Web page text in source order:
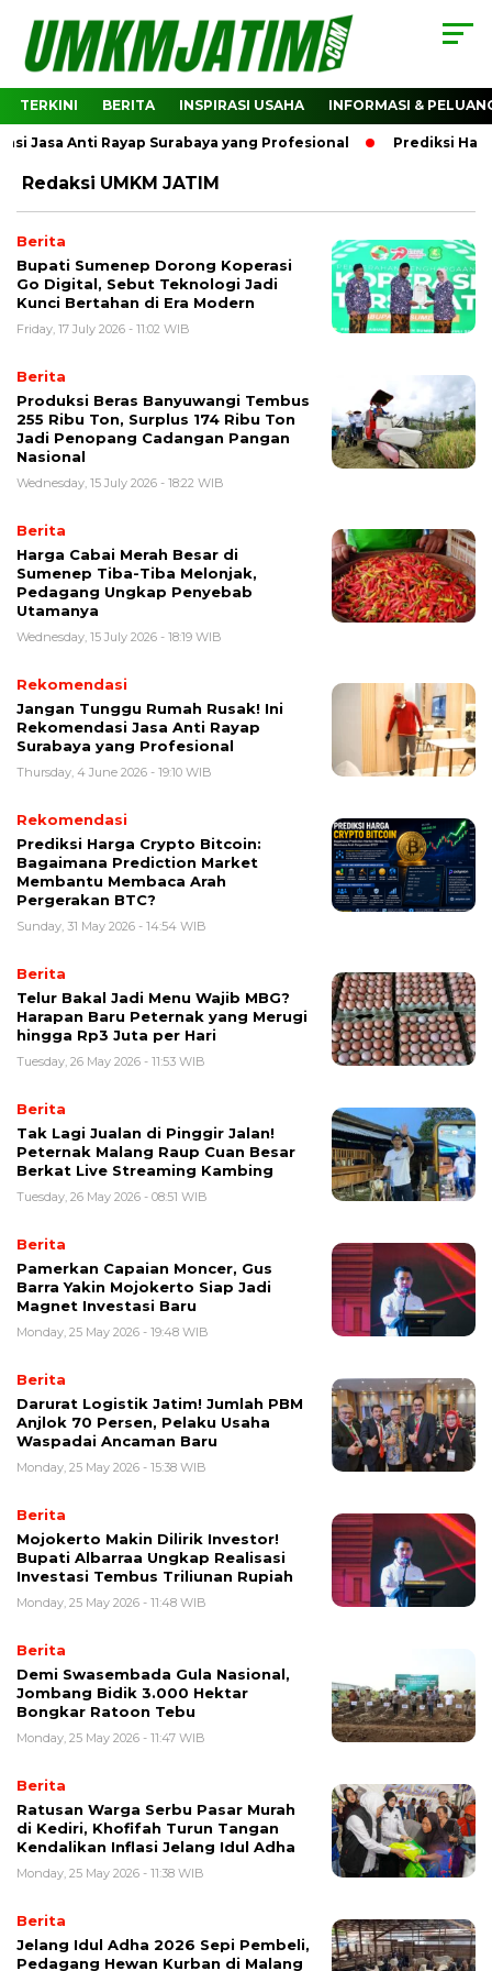
TERKINI BERITA INSPIRASI USAHA INFORMASI &
Anti Rayap Surabaya yang Profesional Prediksi Harga
Redaksi UMKM JATIM
Berita
Bupati Sumenep Dorong Koperasi
Go Digital, Sebut Teknologi Jadi
Kunci Bertahan di Era Modern
Friday, 17 July 2026 - 11:02 WIB
Berita
Produksi Beras Banyuwangi Tembus
255 Ribu Ton, Surplus 174 Ribu Ton
Jadi Penopang Cadangan Pangan
Nasional
Wednesday, 15 July 2026 - 18:22 WIB
Berita
Harga Cabai Merah Besar di
Sumenep Tiba-Tiba Melonjak,
Pedagang Ungkap Penyebab
Utamanya
Wednesday, 15 July 2026 - 18:19 WIB
Rekomendasi
Jangan Tunggu Rumah Rusak! Ini
Rekomendasi Jasa Anti Rayap
Surabaya yang Profesional
Thursday, 4 June 2026 - 19:10 WIB
Rekomendasi
Prediksi Harga Crypto Bitcoin:
Bagaimana Prediction Market
Membantu Membaca Arah
Pergerakan BTC?
Sunday, 31 May 2026 - 14:54 WIB
Berita
Telur Bakal Jadi Menu Wajib MBG?
Harapan Baru Peternak yang Merugi
hingga Rp3 Juta per Hari
Tuesday, 26 May 2026 - 11:53 WIB
Berita
Tak Lagi Jualan di Pinggir Jalan!
Peternak Malang Raup Cuan Besar
Berkat Live Streaming Kambing
Tuesday, 26 May 2026 - 08:51 WIB
Berita
Pamerkan Capaian Moncer, Gus
Barra Yakin Mojokerto Siap Jadi
Magnet Investasi Baru
Monday, 25 May 2026 - 19:48 WIB
Berita
Darurat Logistik Jatim! Jumlah PBM
Anjlok 70 Persen, Pelaku Usaha
Waspadai Ancaman Baru
Monday, 25 May 2026 - 15:38 WIB
Berita
Mojokerto Makin Dilirik Investor!
Bupati Albarraa Ungkap Realisasi
Investasi Tembus Triliunan Rupiah
Monday, 25 May 2026 - 11:48 WIB
Berita
Demi Swasembada Gula Nasional,
Jombang Bidik 3.000 Hektar
Bongkar Ratoon Tebu
Monday, 25 May 2026 - 11:47 WIB
Berita
Ratusan Warga Serbu Pasar Murah
di Kediri, Khofifah Turun Tangan
Kendalikan Inflasi Jelang Idul Adha
Monday, 25 May 2026 - 11:38 WIB
Berita
Jelang Idul Adha 2026 Sepi Pembeli,
Pedagang Hewan Kurban di Malang